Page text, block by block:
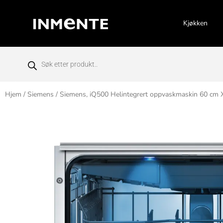
Kjøkken
Hjem / Siemens / Siemens, iQ500 Helintegrert oppvaskmaskin 60